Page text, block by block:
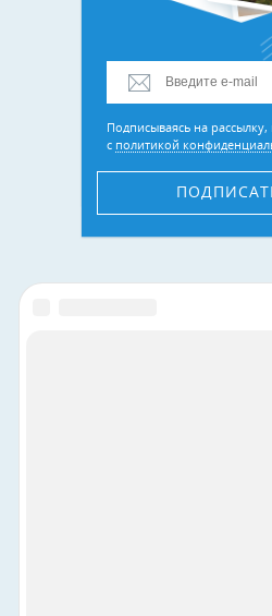
Подписываясь на рассылку,
с политикой